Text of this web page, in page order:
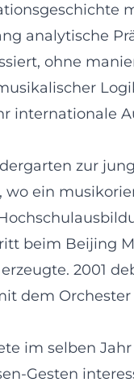
analytische
ohne
internationale
zur
wo ein
beim Beijing
2001
dem
im selben
Gesten